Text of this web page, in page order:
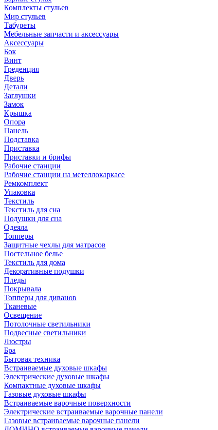
Комплекты стульев
Мир стульев
Табуреты
Мебельные запчасти и аксессуары
Аксессуары
Бок
Винт
Греденция
Дверь
Детали
Заглушки
Замок
Крышка
Опора
Панель
Подставка
Приставка
Приставки и брифы
Рабочие станции
Рабочие станции на метеллокаркасе
Ремкомплект
Упаковка
Текстиль
Текстиль для сна
Подушки для сна
Одеяла
Топперы
Защитные чехлы для матрасов
Постельное белье
Текстиль для дома
Декоративные подушки
Пледы
Покрывала
Топперы для диванов
Тканевые
Освещение
Потолочные светильники
Подвесные светильники
Люстры
Бра
Бытовая техника
Встраиваемые духовые шкафы
Электрические духовые шкафы
Компактные духовые шкафы
Газовые духовые шкафы
Встраиваемые варочные поверхности
Электрические встраиваемые варочные панели
Газовые встраиваемые варочные панели